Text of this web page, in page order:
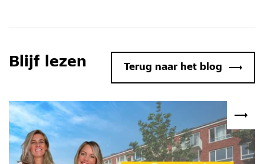
Blijf lezen Terug naar het blog